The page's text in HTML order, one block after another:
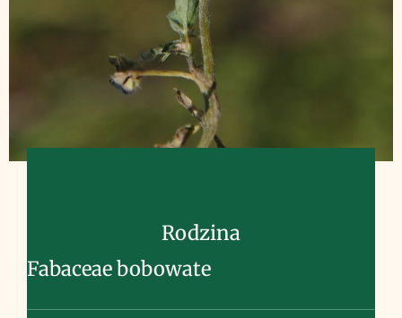
Rodzina
Fabaceae bobowate